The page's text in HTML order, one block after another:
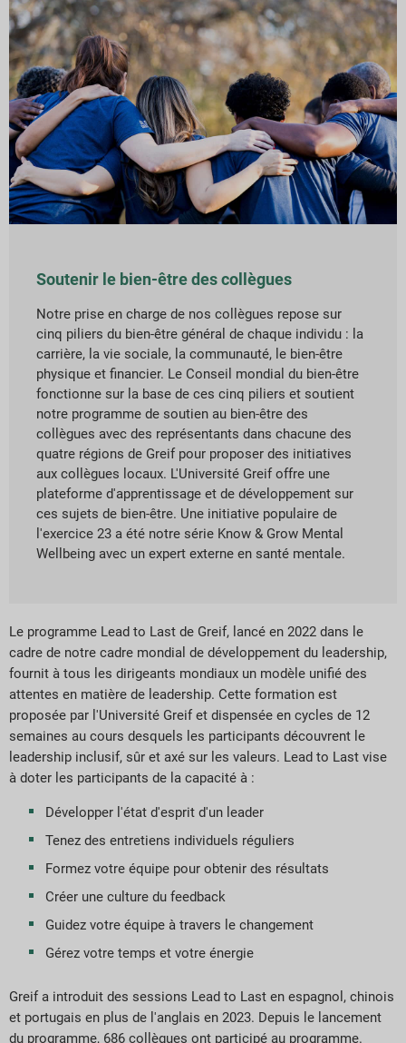
Soutenir le bien-être des collègues
Notre prise en charge de nos collègues repose sur
cinq piliers du bien-être général de chaque individu : la
carrière, la vie sociale, la communauté, le bien-être
physique et financier. Le Conseil mondial du bien-être
fonctionne sur la base de ces cinq piliers et soutient
notre programme de soutien au bien-être des
collègues avec des représentants dans chacune des
quatre régions de Greif pour proposer des initiatives
aux collègues locaux. L'Université Greif offre une
plateforme d'apprentissage et de développement sur
ces sujets de bien-être. Une initiative populaire de
l'exercice 23 a été notre série Know & Grow Mental
Wellbeing avec un expert externe en santé mentale.
Le programme Lead to Last de Greif, lancé en 2022 dans le
cadre de notre cadre mondial de développement du leadership,
fournit à tous les dirigeants mondiaux un modèle unifié des
attentes en matière de leadership. Cette formation est
proposée par l'Université Greif et dispensée en cycles de 12
semaines au cours desquels les participants découvrent le
leadership inclusif, sûr et axé sur les valeurs. Lead to Last vise
à doter les participants de la capacité à :
Développer l'état d'esprit d'un leader
Tenez des entretiens individuels réguliers
Formez votre équipe pour obtenir des résultats
Créer une culture du feedback
Guidez votre équipe à travers le changement
Gérez votre temps et votre énergie
Greif a introduit des sessions Lead to Last en espagnol, chinois
et portugais en plus de l'anglais en 2023. Depuis le lancement
du programme, 686 collègues ont participé au programme.